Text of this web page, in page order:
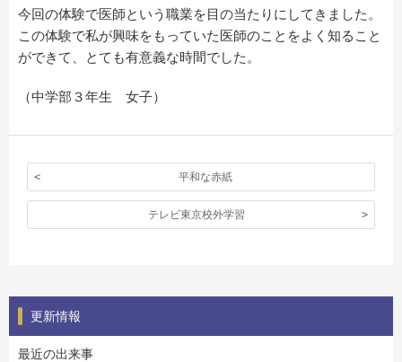
今回の体験で医師という職業を目の当たりにしてきました。
この体験で私が興味をもっていた医師のことをよく知ること
ができて、とても有意義な時間でした。
（中学部３年生 女子）
平和な赤紙
テレビ東京校外学習
更新情報
最近の出来事